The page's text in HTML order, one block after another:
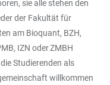
sie alle stehen den
der Fakultät für
am Bioquant, BZH,
IZN oder ZMBH
Studierenden als
willkommen